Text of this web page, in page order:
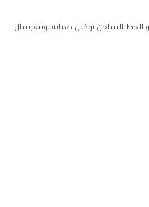
الخط الساخن توكيل صيانه يونيفرسال.